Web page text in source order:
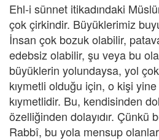
Ehl-i sünnet itikadındaki
çok çirkindir. Büyüklerimiz
İnsan çok bozuk olabilir,
edebsiz olabilir, şu veya bu
büyüklerin yolundaysa, yol
kıymetli olduğu için, o kişi
kıymetlidir. Bu, kendisinden
özelliğinden dolayıdır. Çünkü
Rabbî, bu yola mensup